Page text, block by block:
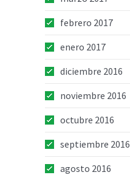
febrero 2017
enero 2017
diciembre 2016
noviembre 2016
octubre 2016
septiembre 2016
agosto 2016